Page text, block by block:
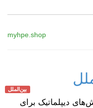
myhpe.shop
بین‌الملل
دیپلماتیک برای